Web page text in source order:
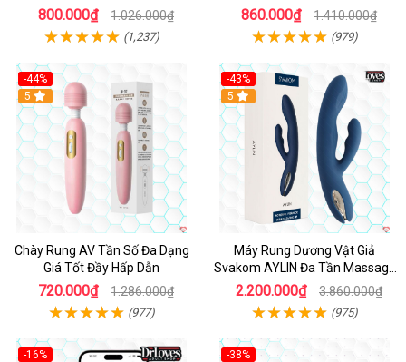
800.000₫ 1.026.000₫
(1,237)
860.000₫ 1.410.000₫
(979)
-44%
Hot
5
Chày Rung AV Tần Số Đa Dạng
Giá Tốt Đầy Hấp Dẫn
720.000₫ 1.286.000₫
(977)
-43%
Hot
5
Máy Rung Dương Vật Giả
Svakom AYLIN Đa Tần Massage
Sướng
2.200.000₫ 3.860.000₫
(975)
-16%
-38%